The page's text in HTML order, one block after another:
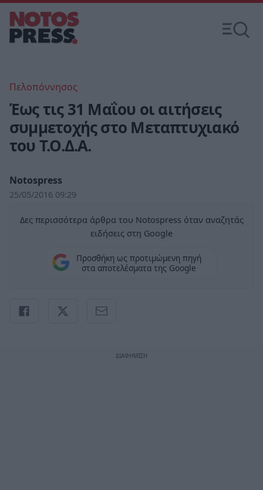
Πελοπόννησος
Έως τις 31 Μαΐου οι αιτήσεις
συμμετοχής στο Μεταπτυχιακό
του Τ.Ο.Δ.Α.
Notospress
25/05/2016 09:29
Δες περισσότερα άρθρα του Notospress όταν αναζητάς
ειδήσεις στη Google
Προσθήκη ως προτιμώμενη πηγή
στα αποτελέσματα της Google